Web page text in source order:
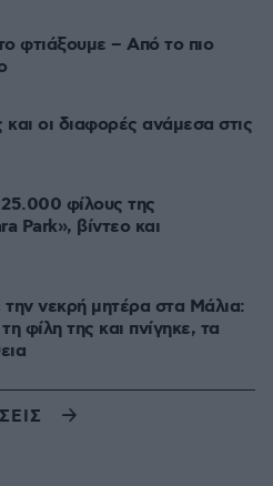
φτιάξουμε – Από το πιο
και οι διαφορές ανάμεσα στις
φίλους της
Park», βίντεο και
νεκρή μητέρα στα Μάλια:
φίλη της και πνίγηκε, τα